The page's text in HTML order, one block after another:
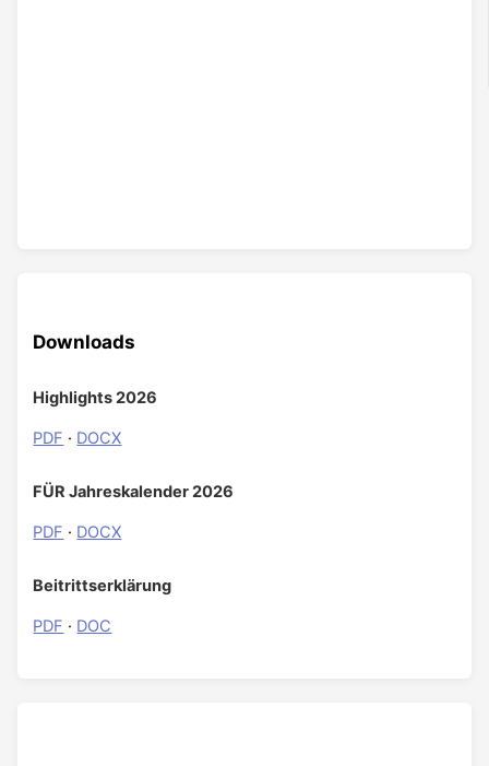
Downloads
Highlights 2026
PDF · DOCX
FÜR Jahreskalender 2026
PDF · DOCX
Beitrittserklärung
PDF · DOC